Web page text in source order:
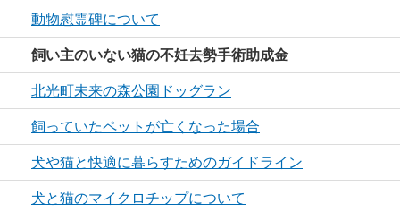
動物慰霊碑について
飼い主のいない猫の不妊去勢手術助成金
北光町未来の森公園ドッグラン
飼っていたペットが亡くなった場合
犬や猫と快適に暮らすためのガイドライン
犬と猫のマイクロチップについて